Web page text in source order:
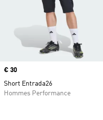
Prix
€ 30
Short Entrada26
Hommes Performance